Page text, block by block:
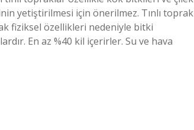
yetiştirilmesi için önerilmez. Tınlı toprak
fiziksel özellikleri nedeniyle bitki
En az %40 kil içerirler. Su ve hava